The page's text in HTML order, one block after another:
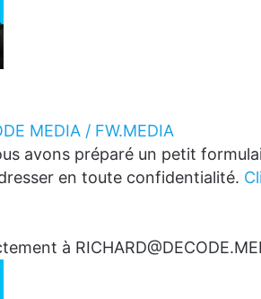
MEDIA / FW.MEDIA
avons préparé un petit
en toute confidentialité.
à